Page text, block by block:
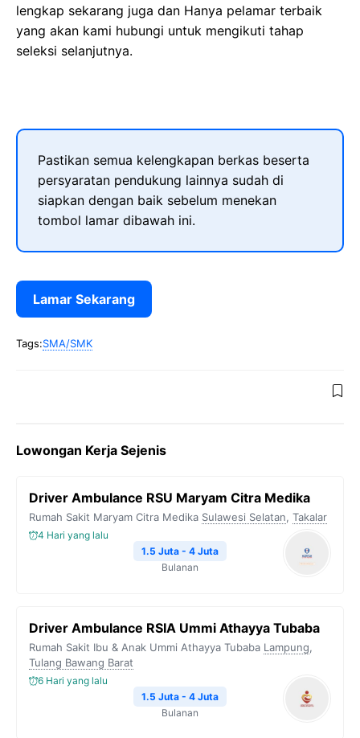
lengkap sekarang juga dan Hanya pelamar terbaik
yang akan kami hubungi untuk mengikuti tahap
seleksi selanjutnya.
Pastikan semua kelengkapan berkas beserta
persyaratan pendukung lainnya sudah di
siapkan dengan baik sebelum menekan
tombol lamar dibawah ini.
Lamar Sekarang
Tags:SMA/SMK
Lowongan Kerja Sejenis
Driver Ambulance RSU Maryam Citra Medika
Rumah Sakit Maryam Citra Medika Sulawesi Selatan, Takalar
4 Hari yang lalu
1.5 Juta - 4 Juta
Bulanan
Driver Ambulance RSIA Ummi Athayya Tubaba
Rumah Sakit Ibu & Anak Ummi Athayya Tubaba Lampung,
Tulang Bawang Barat
6 Hari yang lalu
1.5 Juta - 4 Juta
Bulanan